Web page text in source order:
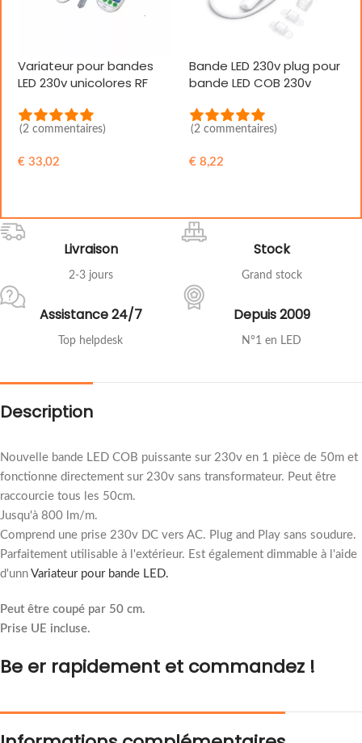
Variateur pour bandes
LED 230v unicolores RF
(2 commentaires)
€ 33,02
Bande LED 230v plug pour
bande LED COB 230v
(2 commentaires)
€ 8,22
Livraison
2-3 jours
Stock
Grand stock
Assistance 24/7
Top helpdesk
Depuis 2009
N°1 en LED
Description
Nouvelle bande LED COB puissante sur 230v en 1 pièce de 50m et
fonctionne directement sur 230v sans transformateur. Peut être
raccourcie tous les 50cm.
Jusqu'à 800 lm/m.
Comprend une prise 230v DC vers AC. Plug and Play sans soudure.
Parfaitement utilisable à l'extérieur. Est également dimmable à l'aide
d'unn Variateur pour bande LED.
Peut être coupé par 50 cm.
Prise UE incluse.
Be er rapidement et commandez !